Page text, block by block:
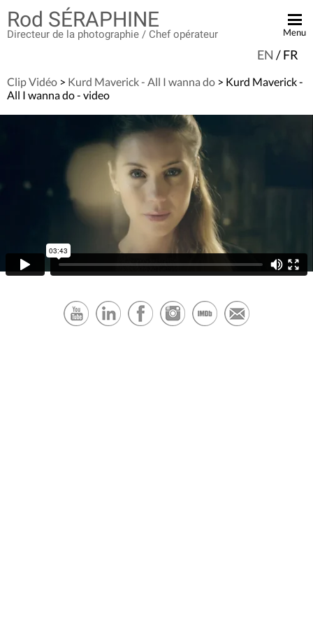
Rod SÉRAPHINE
Directeur de la photographie / Chef opérateur
EN /FR
Menu
FICTION
PUBLICITÉ
CLIP VIDÉO
DOCUMENTAIRE
EN TOURNAGE
Clip Vidéo > Kurd Maverick - All I wanna do > Kurd Maverick -
All I wanna do - video